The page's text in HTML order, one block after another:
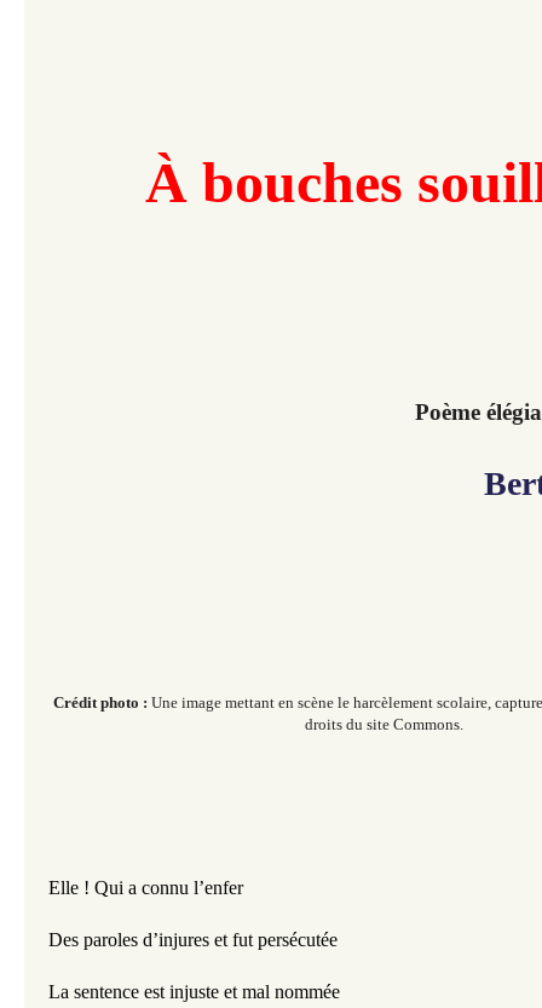
À bouches
Poème
Crédit photo : Une image mettant en scène le harcèlement scolaire, c
droits du site Commons.
Elle ! Qui a connu l’enfer
Des paroles d’injures et fut persécutée
La sentence est injuste et mal nommée